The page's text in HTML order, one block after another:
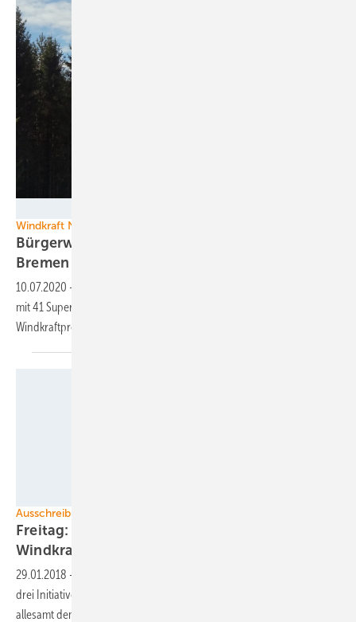
Windkraft Niedersachsen
Bürgerwind erfolgreich: So entsteht bei
Bremen viel neue
10.07.2020 -
mit 41 Superturbinen in Niedersachsen belegt, dass kluge
Windkraftprojekte sich
Ausschreibungen
Freitag: Drei Bundesratsinitiativen für
Windkraft
29.01.2018 -
drei Initiativen aus insgesamt fünf Bundesländern beraten, die
allesamt dem Windenergieausbau in Deutschland neuen Schub geben